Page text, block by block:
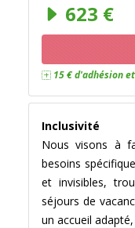
623 €
15 € d'adhésion
Il reste peut-être
Inclusivité
Nous visons à
besoins
et invisibles,
séjours de
un accueil